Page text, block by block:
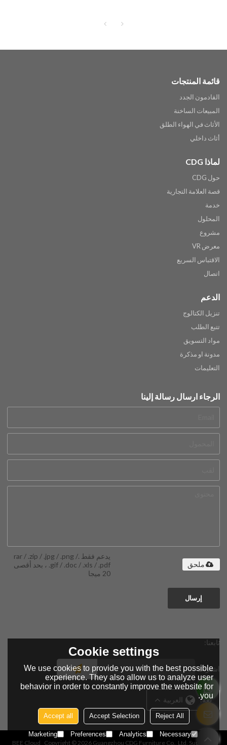
قائمة المنتجات
القادمون الجدد
المبيعات الساخنة
الأثاث في الهواء الطلق
أثاث داخلي
لماذا CDG
حول CDG
قصة العلامة التجارية
خدمة
المحلول
مشروع
معرض VR
الاقتباس السريع
اتصال
الدعم
تنزيل الكتالوج
تتبع الطلب
مواد التسويق
مدونة او مذكرة
التعليمات
الرجاء ارسال رسالة إلينا
يدعم فقط .rar / .zip / .jpg / .png /
.gif / .doc / .xls / .pdf ، بحد أقصى
20 ميجا
ملحق
إرسال
تابعنا:
اشتراك
لغة: العربية
Copyright © 2026 Guangzhou CDG Furniture Co., Ltd. Support By
BEE Cloud
Cookie settings
We use cookies to provide you with the best possible
experience. They also allow us to analyze user
behavior in order to constantly improve the website for
you.
Reject All
Accept Selection
Accept all
Necessary
Analytics
Preferences
Marketing